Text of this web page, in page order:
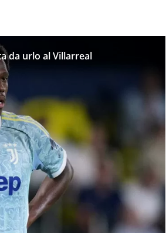
da urlo al Villarreal